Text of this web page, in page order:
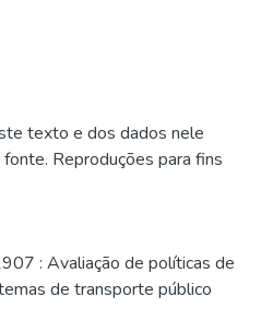
texto e dos dados nele
Reproduções para fins
: Avaliação de políticas de
de transporte público